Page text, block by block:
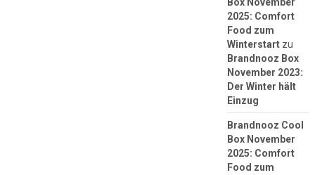
2025: Comfort
Food zum
Winterstartzu
Brandnooz Box
November 2023:
Der Winter hält
Einzug
Brandnooz Cool
Box November
2025: Comfort
Food zum